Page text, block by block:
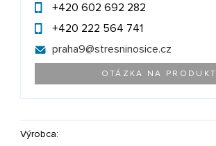
+420 602 692 282
+420 222 564 741
praha9@stresninosice.cz
OTÁZKA NA PRODUKT
Výrobca: